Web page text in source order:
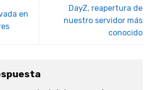
en
DayZ, reapertura de
nuestro servidor más
conocido